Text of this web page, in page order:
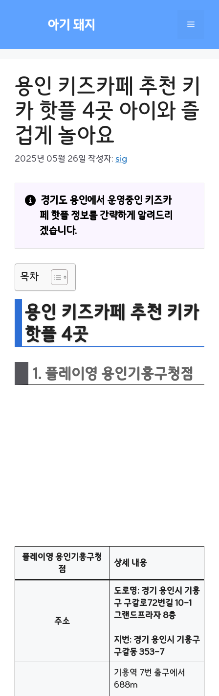
아기 돼지 메
용인 키즈카페 추천 키
카 핫플 4곳 아이와 즐
겁게 놀아요
2025년 05월 26일 작성자: sig
경기도 용인에서 운영중인 키즈카
페 핫플 정보를 간략하게 알려드리
겠습니다.
목차
용인 키즈카페 추천 키카
핫플 4곳
1. 플레이영 용인기흥구청점
플레이영 용인기흥구청
점
상세 내용
주소
도로명: 경기 용인시 기흥
구 구갈로72번길 10-1
그랜드프라자 8층
지번: 경기 용인시 기흥구
구갈동 353-7
기흥역 7번 출구에서
688m